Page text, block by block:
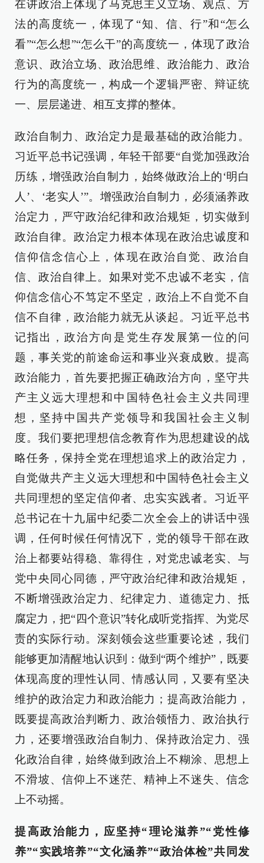
在讲政治上体现了马克思主义立场、观点、方
法的高度统一，体现了“知、信、行”和“怎么
看”“怎么想”“怎么干”的高度统一，体现了政治
意识、政治立场、政治思维、政治能力、政治
行为的高度统一，构成一个逻辑严密、辩证统
一、层层递进、相互支撑的整体。
政治自制力、政治定力是最基础的政治能力。
习近平总书记强调，年轻干部要“自觉加强政治
历练，增强政治自制力，始终做政治上的‘明白
人’、‘老实人’”。增强政治自制力，必须涵养政
治定力，严守政治纪律和政治规矩，切实做到
政治自律。政治定力根本体现在政治忠诚度和
信仰信念信心上，体现在政治自觉、政治自
信、政治自律上。如果对党不忠诚不老实，信
仰信念信心不笃定不坚定，政治上不自觉不自
信不自律，政治能力就无从谈起。习近平总书
记指出，政治方向是党生存发展第一位的问
题，事关党的前途命运和事业兴衰成败。提高
政治能力，首先要把握正确政治方向，坚守共
产主义远大理想和中国特色社会主义共同理
想，坚持中国共产党领导和我国社会主义制
度。我们要把理想信念教育作为思想建设的战
略任务，保持全党在理想追求上的政治定力，
自觉做共产主义远大理想和中国特色社会主义
共同理想的坚定信仰者、忠实实践者。习近平
总书记在十九届中纪委二次全会上的讲话中强
调，任何时候任何情况下，党的领导干部在政
治上都要站得稳、靠得住，对党忠诚老实、与
党中央同心同德，严守政治纪律和政治规矩，
不断增强政治定力、纪律定力、道德定力、抵
腐定力，把“四个意识”转化成听党指挥、为党尽
责的实际行动。深刻领会这些重要论述，我们
能够更加清醒地认识到：做到“两个维护”，既要
体现高度的理性认同、情感认同，又要有坚决
维护的政治定力和政治能力；提高政治能力，
既要提高政治判断力、政治领悟力、政治执行
力，还要增强政治自制力、保持政治定力、强
化政治自律，始终做到政治上不糊涂、思想上
不滑坡、信仰上不迷茫、精神上不迷失、信念
上不动摇。
提高政治能力，应坚持“理论滋养”“党性修
养”“实践培养”“文化涵养”“政治体检”共同发